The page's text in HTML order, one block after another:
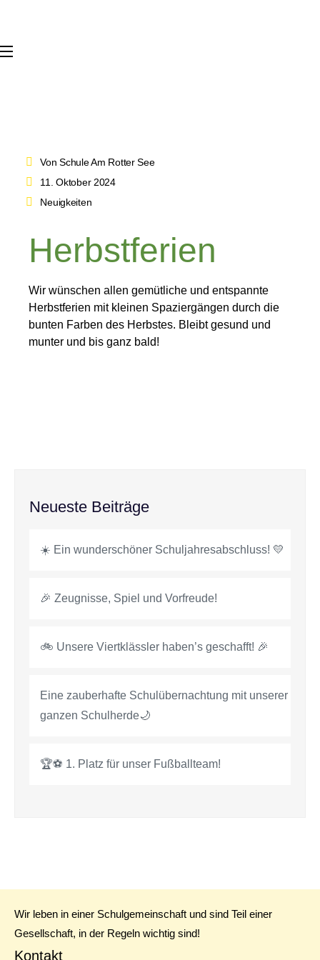
Von Schule Am Rotter See
11. Oktober 2024
Neuigkeiten
Herbstferien
Wir wünschen allen gemütliche und entspannte
Herbstferien mit kleinen Spaziergängen durch die
bunten Farben des Herbstes. Bleibt gesund und
munter und bis ganz bald!
Neueste Beiträge
☀️ Ein wunderschöner Schuljahresabschluss! 💛
🎉 Zeugnisse, Spiel und Vorfreude!
🚲 Unsere Viertklässler haben’s geschafft! 🎉
Eine zauberhafte Schulübernachtung mit unserer
ganzen Schulherde🌙
🏆⚽ 1. Platz für unser Fußballteam!
Wir leben in einer Schulgemeinschaft und sind Teil einer
Gesellschaft, in der Regeln wichtig sind!
Kontakt